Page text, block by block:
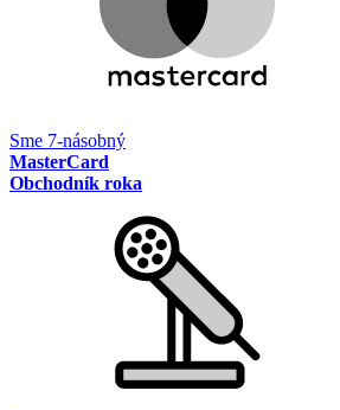
Sme 7-násobný
MasterCard
Obchodník roka